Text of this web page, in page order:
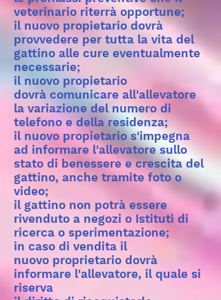
veterinario riterrà opportune;
il nuovo propietario dovrà
provvedere per tutta la vita del
gattino alle cure eventualmente
necessarie;
il nuovo propietario
dovrà comunicare all'allevatore
la variazione del numero di
telefono e della residenza;
il nuovo propietario s'impegna
ad informare l'allevatore sullo
stato di benessere e crescita del
gattino, anche tramite foto o
video;
il gattino non potrà essere
rivenduto a negozi o Istituti di
ricerca o sperimentazione;
in caso di vendita il
nuovo proprietario dovrà
informare l'allevatore, il quale si
riserva